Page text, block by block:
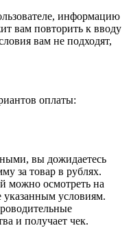
информацию
вам повторить к вводу
вам не подходят,
оплаты:
вы дожидаетесь
за товар в рублях.
можно осмотреть на
указанным условиям.
и получает чек.